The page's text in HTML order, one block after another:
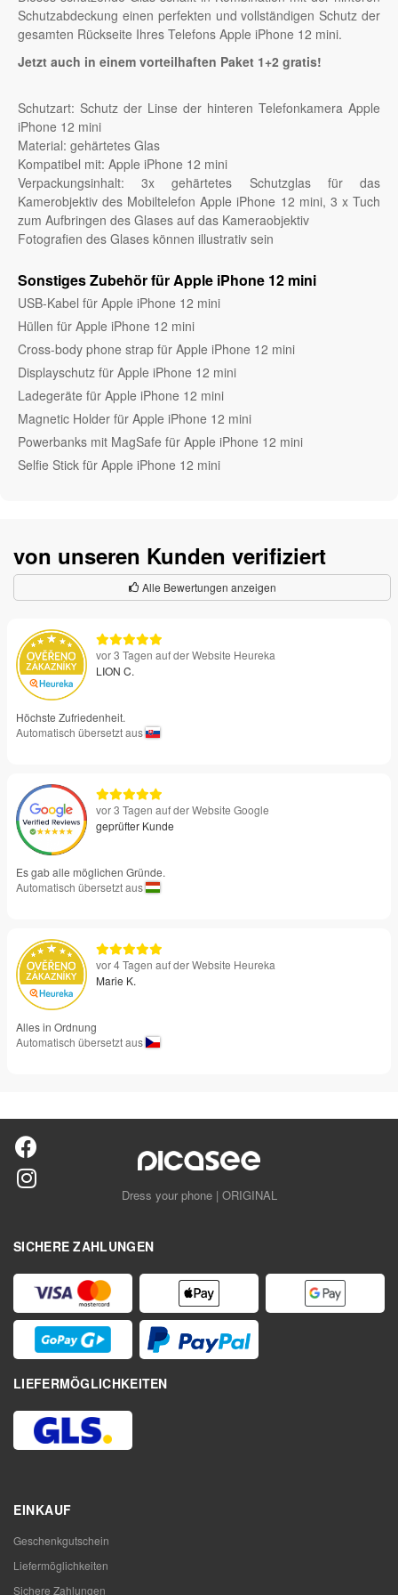
Schutzabdeckung einen perfekten und vollständigen Schutz der
gesamten Rückseite Ihres Telefons Apple iPhone 12 mini.
Jetzt auch in einem vorteilhaften Paket 1+2 gratis!
Schutzart: Schutz der Linse der hinteren Telefonkamera Apple
iPhone 12 mini
Material: gehärtetes Glas
Kompatibel mit: Apple iPhone 12 mini
Verpackungsinhalt: 3x gehärtetes Schutzglas für das
Kamerobjektiv des Mobiltelefon Apple iPhone 12 mini, 3 x Tuch
zum Aufbringen des Glases auf das Kameraobjektiv
Fotografien des Glases können illustrativ sein
Sonstiges Zubehör für Apple iPhone 12 mini
USB-Kabel für Apple iPhone 12 mini
Hüllen für Apple iPhone 12 mini
Cross-body phone strap für Apple iPhone 12 mini
Displayschutz für Apple iPhone 12 mini
Ladegeräte für Apple iPhone 12 mini
Magnetic Holder für Apple iPhone 12 mini
Powerbanks mit MagSafe für Apple iPhone 12 mini
Selfie Stick für Apple iPhone 12 mini
von unseren Kunden verifiziert
Alle Bewertungen anzeigen
vor 3 Tagen auf der Website Heureka
LION C.
Höchste Zufriedenheit.
Automatisch übersetzt aus
vor 3 Tagen auf der Website Google
geprüfter Kunde
Es gab alle möglichen Gründe.
Automatisch übersetzt aus
vor 4 Tagen auf der Website Heureka
Marie K.
Alles in Ordnung
Automatisch übersetzt aus
Dress your phone | ORIGINAL
SICHERE ZAHLUNGEN
LIEFERMÖGLICHKEITEN
EINKAUF
Geschenkgutschein
Liefermöglichkeiten
Sichere Zahlungen